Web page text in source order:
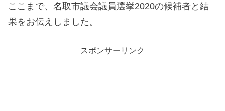
ここまで、名取市議会議員選挙2020の候補者と結
果をお伝えしました。
スポンサーリンク